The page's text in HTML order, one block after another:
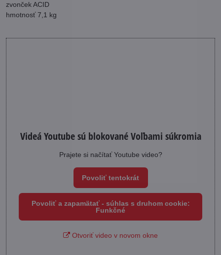
zvonček ACID
hmotnosť 7,1 kg
Videá Youtube sú blokované Voľbami súkromia
Prajete si načítať Youtube video?
Povoliť tentokrát
Povoliť a zapamätať - súhlas s druhom cookie:
Funkčné
Otvoriť video v novom okne